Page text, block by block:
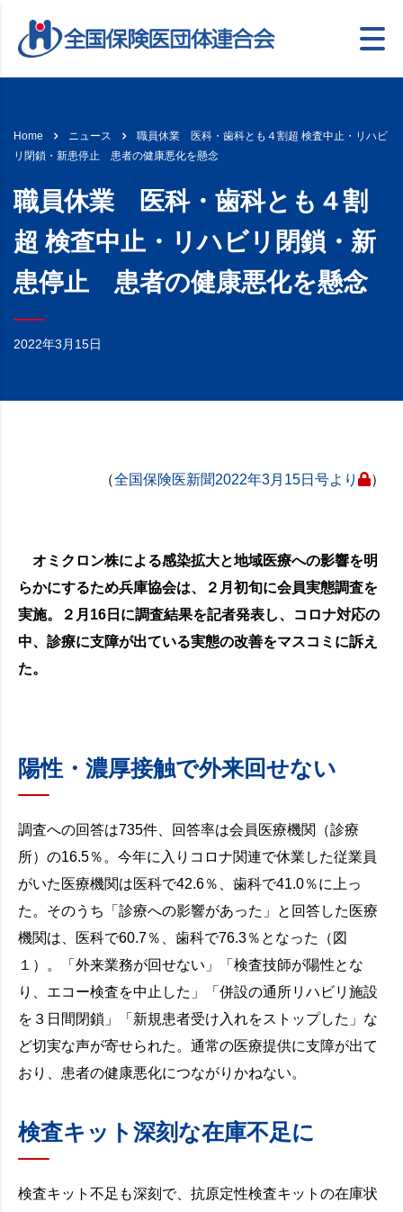
Home ニュース
職員休業 医科・歯科とも４割超 検査中止・リハビ
リ閉鎖・新患停止 患者の健康悪化を懸念
職員休業 医科・歯科とも４割
超 検査中止・リハビリ閉鎖・新
患停止 患者の健康悪化を懸念
2022年3月15日
（全国保険医新聞2022年3月15日号より ）
オミクロン株による感染拡大と地域医療への影響を明
らかにするため兵庫協会は、２月初旬に会員実態調査を
実施。２月16日に調査結果を記者発表し、コロナ対応の
中、診療に支障が出ている実態の改善をマスコミに訴え
た。
陽性・濃厚接触で外来回せない
調査への回答は735件、回答率は会員医療機関（診療
所）の16.5％。今年に入りコロナ関連で休業した従業員
がいた医療機関は医科で42.6％、歯科で41.0％に上っ
た。そのうち「診療への影響があった」と回答した医療
機関は、医科で60.7％、歯科で76.3％となった（図
１）。「外来業務が回せない」「検査技師が陽性とな
り、エコー検査を中止した」「併設の通所リハビリ施設
を３日間閉鎖」「新規患者受け入れをストップした」な
ど切実な声が寄せられた。通常の医療提供に支障が出て
おり、患者の健康悪化につながりかねない。
検査キット深刻な在庫不足に
検査キット不足も深刻で、抗原定性検査キットの在庫状